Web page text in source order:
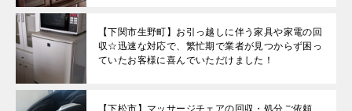
【下関市生野町】お引っ越しに伴う家具や家電の回
収☆迅速な対応で、繁忙期で業者が見つからず困っ
ていたお客様に喜んでいただけました！